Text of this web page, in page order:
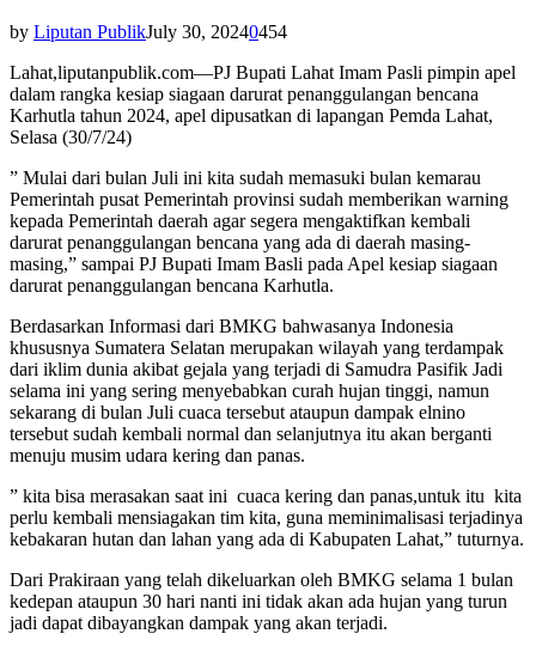
by Liputan PublikJuly 30, 20240454
Lahat,liputanpublik.com—PJ Bupati Lahat Imam Pasli pimpin apel
dalam rangka kesiap siagaan darurat penanggulangan bencana
Karhutla tahun 2024, apel dipusatkan di lapangan Pemda Lahat,
Selasa (30/7/24)
” Mulai dari bulan Juli ini kita sudah memasuki bulan kemarau
Pemerintah pusat Pemerintah provinsi sudah memberikan warning
kepada Pemerintah daerah agar segera mengaktifkan kembali
darurat penanggulangan bencana yang ada di daerah masing-
masing,” sampai PJ Bupati Imam Basli pada Apel kesiap siagaan
darurat penanggulangan bencana Karhutla.
Berdasarkan Informasi dari BMKG bahwasanya Indonesia
khususnya Sumatera Selatan merupakan wilayah yang terdampak
dari iklim dunia akibat gejala yang terjadi di Samudra Pasifik Jadi
selama ini yang sering menyebabkan curah hujan tinggi, namun
sekarang di bulan Juli cuaca tersebut ataupun dampak elnino
tersebut sudah kembali normal dan selanjutnya itu akan berganti
menuju musim udara kering dan panas.
” kita bisa merasakan saat ini cuaca kering dan panas,untuk itu kita
perlu kembali mensiagakan tim kita, guna meminimalisasi terjadinya
kebakaran hutan dan lahan yang ada di Kabupaten Lahat,” tuturnya.
Dari Prakiraan yang telah dikeluarkan oleh BMKG selama 1 bulan
kedepan ataupun 30 hari nanti ini tidak akan ada hujan yang turun
jadi dapat dibayangkan dampak yang akan terjadi.